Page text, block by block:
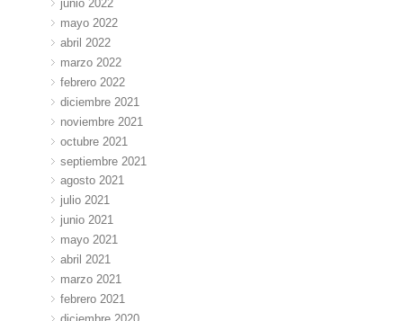
junio 2022
mayo 2022
abril 2022
marzo 2022
febrero 2022
diciembre 2021
noviembre 2021
octubre 2021
septiembre 2021
agosto 2021
julio 2021
junio 2021
mayo 2021
abril 2021
marzo 2021
febrero 2021